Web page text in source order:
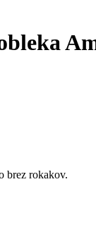
brez rokakov.